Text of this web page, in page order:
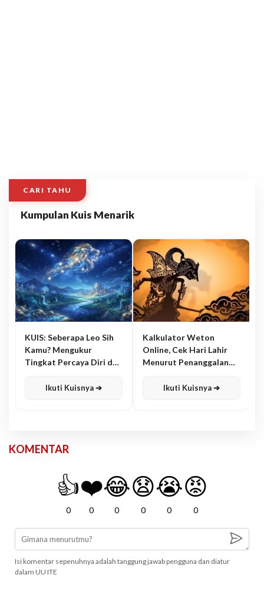
CARI TAHU
Kumpulan Kuis Menarik
KUIS: Seberapa Leo Sih
Kamu? Mengukur
Tingkat Percaya Diri dan
Ikuti Kuisnya ➔
Kalkulator Weton
Online, Cek Hari Lahir
Menurut Penanggalan
Ikuti Kuisnya ➔
KOMENTAR
👍
0
❤️
0
😂
0
😧
0
😭
0
😡
0
Isi komentar sepenuhnya adalah tanggung jawab pengguna dan diatur
dalam UU ITE